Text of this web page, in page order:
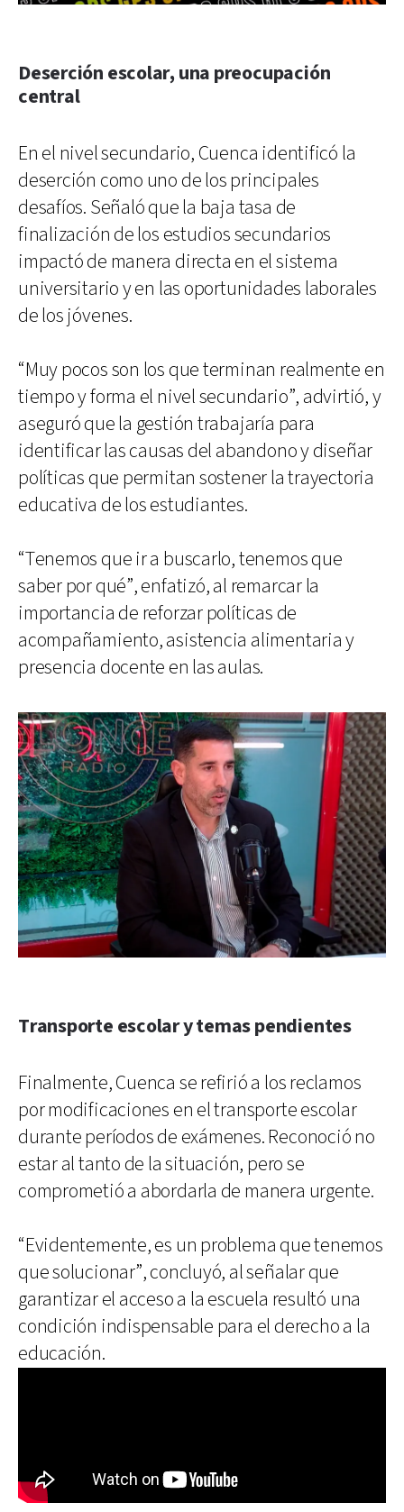
Deserción escolar, una preocupación
central
En el nivel secundario, Cuenca identificó la
deserción como uno de los principales
desafíos. Señaló que la baja tasa de
finalización de los estudios secundarios
impactó de manera directa en el sistema
universitario y en las oportunidades laborales
de los jóvenes.
“Muy pocos son los que terminan realmente en
tiempo y forma el nivel secundario”, advirtió, y
aseguró que la gestión trabajaría para
identificar las causas del abandono y diseñar
políticas que permitan sostener la trayectoria
educativa de los estudiantes.
“Tenemos que ir a buscarlo, tenemos que
saber por qué”, enfatizó, al remarcar la
importancia de reforzar políticas de
acompañamiento, asistencia alimentaria y
presencia docente en las aulas.
Transporte escolar y temas pendientes
Finalmente, Cuenca se refirió a los reclamos
por modificaciones en el transporte escolar
durante períodos de exámenes. Reconoció no
estar al tanto de la situación, pero se
comprometió a abordarla de manera urgente.
“Evidentemente, es un problema que tenemos
que solucionar”, concluyó, al señalar que
garantizar el acceso a la escuela resultó una
condición indispensable para el derecho a la
educación.